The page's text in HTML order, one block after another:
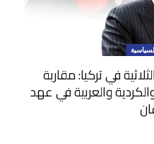
في تركيا: مقاربة
والعربية في عهد